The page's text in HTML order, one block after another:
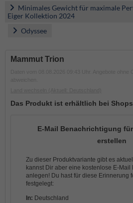
Minimales Gewicht für maximale
Eiger Kollektion 2024
Odyssee
Mammut Trion
Das Produkt ist erhältlich bei
E-Mail Benachrichtigung
erstellen
Zu dieser Produktvariante gibt es
kannst Dir aber eine kostenlose E-Mail
anlegen! Du hast für diese Erinnerung
festgelegt:
In: Deutschland